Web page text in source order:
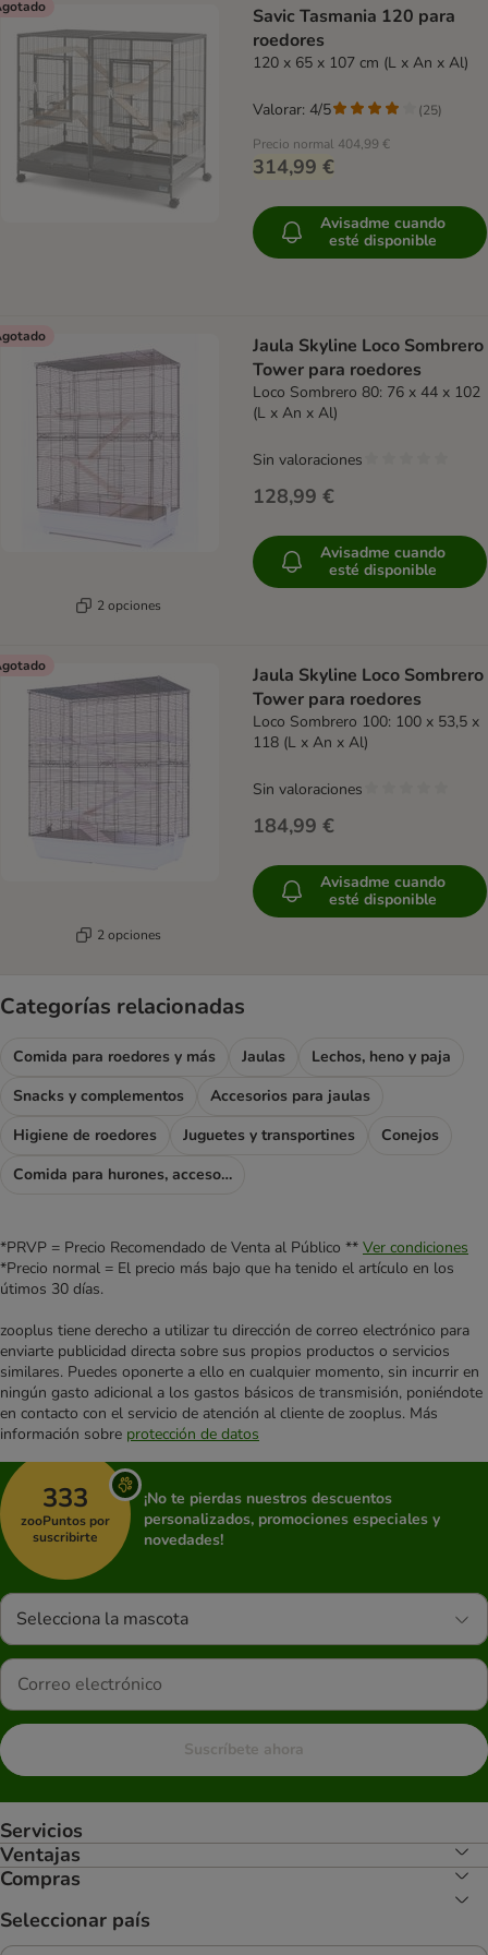
Savic Tasmania 120 para
roedores
120 x 65 x 107 cm (L x An x Al)
Precio normal 404,99 €
314,99 €
Valorar: 4/5 (25)
Avisadme cuando
esté disponible
2 opciones
Jaula Skyline Loco Sombrero
Tower para roedores
Loco Sombrero 80: 76 x 44 x 102
(L x An x Al)
128,99 €
Sin valoraciones
Avisadme cuando
esté disponible
2 opciones
Jaula Skyline Loco Sombrero
Tower para roedores
Loco Sombrero 100: 100 x 53,5 x
118 (L x An x Al)
184,99 €
Sin valoraciones
Avisadme cuando
esté disponible
Categorías relacionadas
Comida para roedores y más Jaulas
Lechos, heno y paja
Snacks y complementos
Accesorios para jaulas
Higiene de roedores
Juguetes y transportines
Conejos
Comida para hurones, accesorios para hurones
*PRVP = Precio Recomendado de Venta al Público ** Ver condiciones
*Precio normal = El precio más bajo que ha tenido el artículo en los
útimos 30 días.
zooplus tiene derecho a utilizar tu dirección de correo electrónico para
enviarte publicidad directa sobre sus propios productos o servicios
similares. Puedes oponerte a ello en cualquier momento, sin incurrir en
ningún gasto adicional a los gastos básicos de transmisión, poniéndote
en contacto con el servicio de atención al cliente de zooplus. Más
información sobre protección de datos
333
zooPuntos por
suscribirte
¡No te pierdas nuestros descuentos
personalizados, promociones especiales y
novedades!
Selecciona la mascota
Suscríbete ahora
Servicios
Ventajas
Compras
Seleccionar país